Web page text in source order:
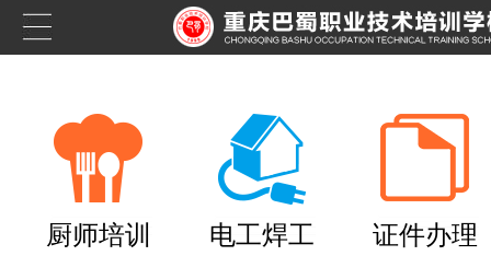
厨师培训 电工焊工 证件办理